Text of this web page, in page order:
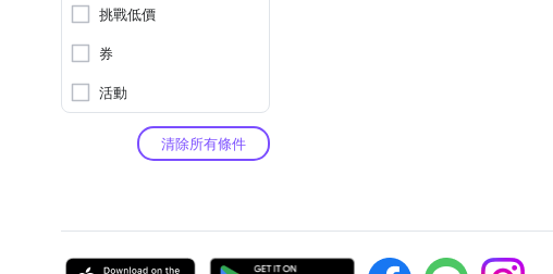
挑戰低價
券
活動
清除所有條件